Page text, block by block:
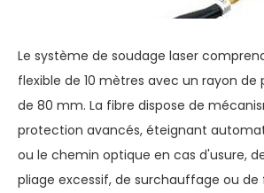
Le système de soudage laser
flexible de 10 mètres avec un rayon
de 80 mm. La fibre dispose de
protection avancés, éteignant
ou le chemin optique en cas d'usure,
pliage excessif, de surchauffage ou de